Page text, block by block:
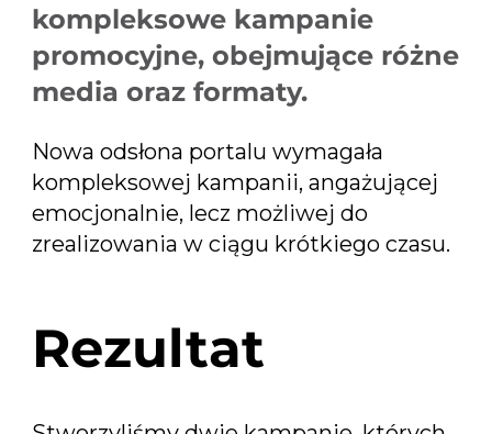
kompleksowe kampanie
promocyjne, obejmujące różne
media oraz formaty.
Nowa odsłona portalu wymagała
kompleksowej kampanii, angażującej
emocjonalnie, lecz możliwej do
zrealizowania w ciągu krótkiego czasu.
Rezultat